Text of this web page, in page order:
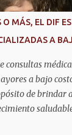
O MÁS, EL DIF
A
consultas
a bajo
de brindar